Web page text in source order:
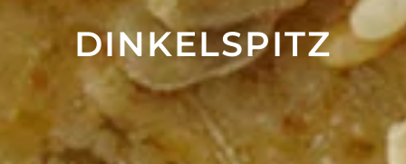
DINKEL­SPITZ